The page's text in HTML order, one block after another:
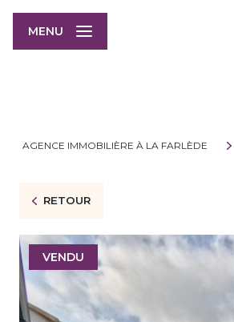
MENU
AGENCE IMMOBILIÈRE À LA FARLÈDE
RETOUR
VENDU